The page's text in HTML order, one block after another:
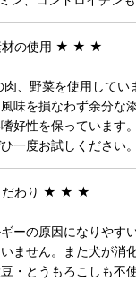
の使用 ★ ★ ★
、野菜を使用してい
味を損なわず余分な
好性を保っています
一度お試しください。
だわり ★ ★ ★
ーの原因になりやす
ません。また犬が消
・とうもろこしも不